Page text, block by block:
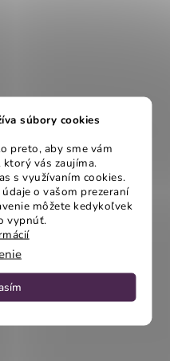
súbory cookies
preto, aby sme vám
vás zaujíma.
s využívaním cookies.
o vašom prezeraní
môžete kedykoľvek
vypnúť.